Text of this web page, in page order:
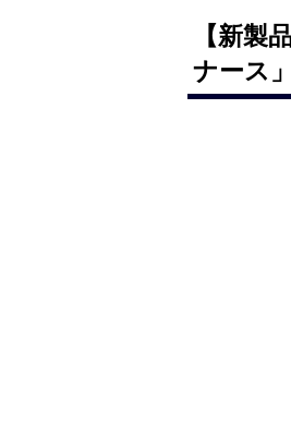
【新製
ナース